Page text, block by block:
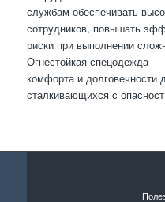
службам обеспечивать
сотрудников, повышать
риски при выполнении
Огнестойкая спецодежда
комфорта и
сталкивающихся с